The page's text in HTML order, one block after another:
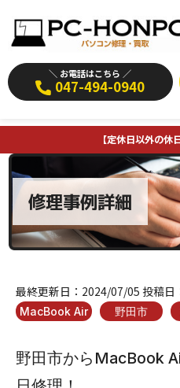
＼ お電話はこちら ／
047-494-0940
【定休日以外の
修理事例詳細
最終更新日： 2024/07/05 投稿日
MacBook Air 野田市
野田市からMacBook